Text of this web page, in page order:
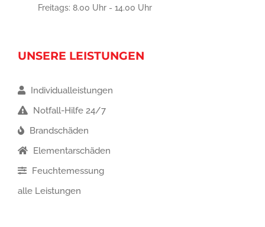
Freitags: 8.00 Uhr - 14.00 Uhr
UNSERE LEISTUNGEN
Individualleistungen
Notfall-Hilfe 24/7
Brandschäden
Elementarschäden
Feuchtemessung
alle Leistungen